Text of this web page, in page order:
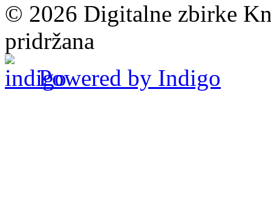
© 2026 Digitalne zbirke
pridržana
Powered by Indigo